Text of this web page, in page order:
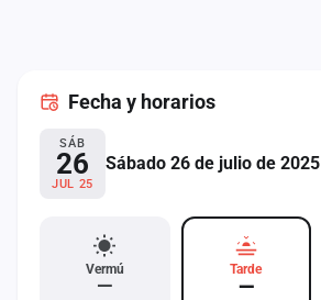
Fecha y horarios
SÁB
26
JUL 25
Sábado 26 de julio de 2025
Vermú
—
Tarde
—
Administración
Contacto